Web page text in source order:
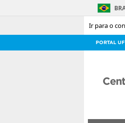
Ir para o
PORTAL